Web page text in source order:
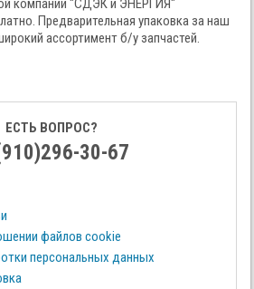
компании "СДЭК и ЭНЕРГИЯ"
Предварительная упаковка за наш
ассортимент б/у запчастей.
ЕСТЬ ВОПРОС?
30-67
файлов cookie
персональных данных